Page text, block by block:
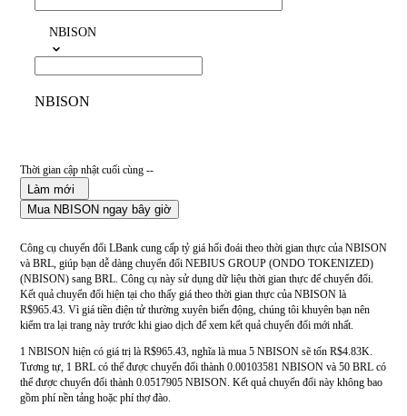
NBISON
NBISON
Thời gian cập nhật cuối cùng --
Làm mới
Mua NBISON ngay bây giờ
Công cụ chuyển đổi LBank cung cấp tỷ giá hối đoái theo thời gian thực của NBISON
và BRL, giúp bạn dễ dàng chuyển đổi NEBIUS GROUP (ONDO TOKENIZED)
(NBISON) sang BRL. Công cụ này sử dụng dữ liệu thời gian thực để chuyển đổi.
Kết quả chuyển đổi hiện tại cho thấy giá theo thời gian thực của NBISON là
R$965.43. Vì giá tiền điện tử thường xuyên biến động, chúng tôi khuyên bạn nên
kiểm tra lại trang này trước khi giao dịch để xem kết quả chuyển đổi mới nhất.
1 NBISON hiện có giá trị là R$965.43, nghĩa là mua 5 NBISON sẽ tốn R$4.83K.
Tương tự, 1 BRL có thể được chuyển đổi thành 0.00103581 NBISON và 50 BRL có
thể được chuyển đổi thành 0.0517905 NBISON. Kết quả chuyển đổi này không bao
gồm phí nền tảng hoặc phí thợ đào.